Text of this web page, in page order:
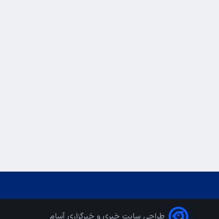
طراحی سایت خبری و خبرگزاری آسام